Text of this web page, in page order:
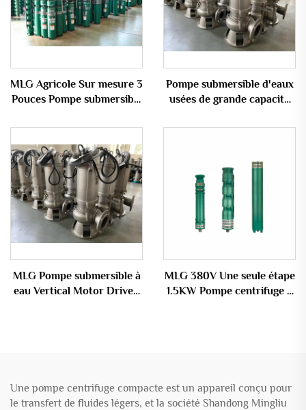
MLG Agricole Sur mesure 3
Pouces Pompe submersible
submersible Pompe
submersible
Pompe submersible d'eaux
usées de grande capacité
WQ sur mesure avec type
MLG Pompe submersible à
eau Vertical Motor Driven
MLG 380V Une seule étape
1.5KW Pompe centrifuge à
Une pompe centrifuge compacte est un appareil conçu pour
le transfert de fluides légers, et la société Shandong Mingliu